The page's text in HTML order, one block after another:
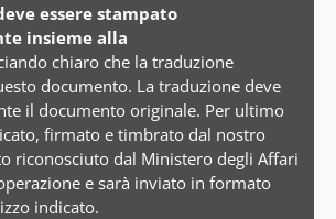
essere stampato
insieme alla
chiaro che la traduzione
documento. La traduzione deve
il documento originale. Per ultimo
firmato e timbrato dal nostro
riconosciuto dal Ministero degli Affari
e sarà inviato in formato
indicato.